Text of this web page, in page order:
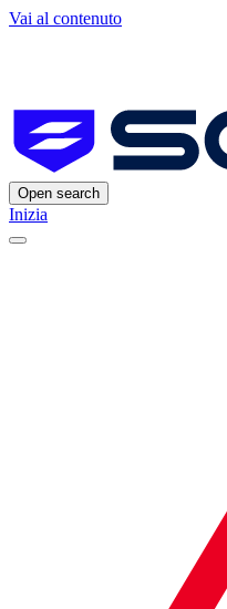
Vai al contenuto
Open search
Inizia